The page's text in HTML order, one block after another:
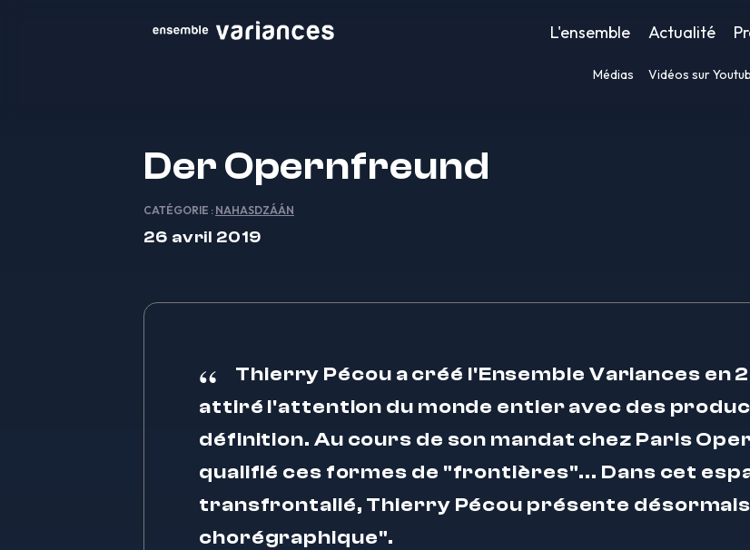
L'ensemble Actualité
Médias Vidéos sur
Der Opernfreund
CATÉGORIE : NAHASDZÁÁN
26 avril 2019
Thierry Pécou a créé l'Ensemble Variances en
attiré l'attention du monde entier avec des
définition. Au cours de son mandat chez Paris
qualifié ces formes de "frontières"... Dans cet
transfrontalié, Thierry Pécou présente
chorégraphique".